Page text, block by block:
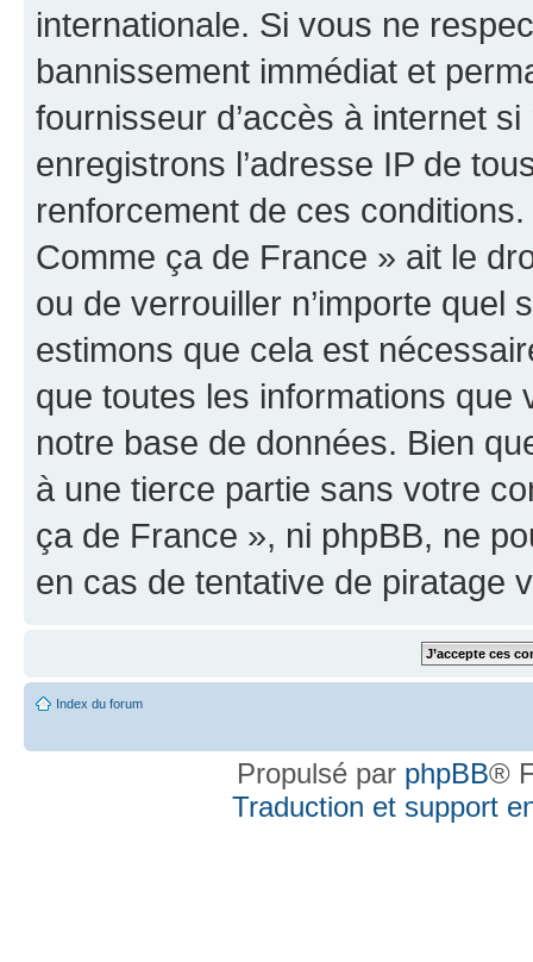
internationale. Si vous ne
bannissement immédiat et
fournisseur d’accès à internet
enregistrons l’adresse IP de
renforcement de ces
Comme ça de France » ait le
ou de verrouiller n’importe quel
estimons que cela est
que toutes les informations
notre base de données. Bien
à une tierce partie sans votre
ça de France », ni phpBB, ne
en cas de tentative de piratage
Index du forum
Propulsé par phpBB®
Traduction et support